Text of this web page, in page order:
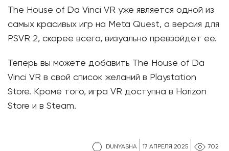
DUNYASHA 17 АПРЕЛЯ 2025 702
The House of Da Vinci VR уже является одной из
самых красивых игр на Meta Quest, а версия для
PSVR 2, скорее всего, визуально превзойдет ее.
Теперь вы можете добавить The House of Da
Vinci VR в свой список желаний в Playstation
Store. Кроме того, игра VR доступна в Horizon
Store и в Steam.